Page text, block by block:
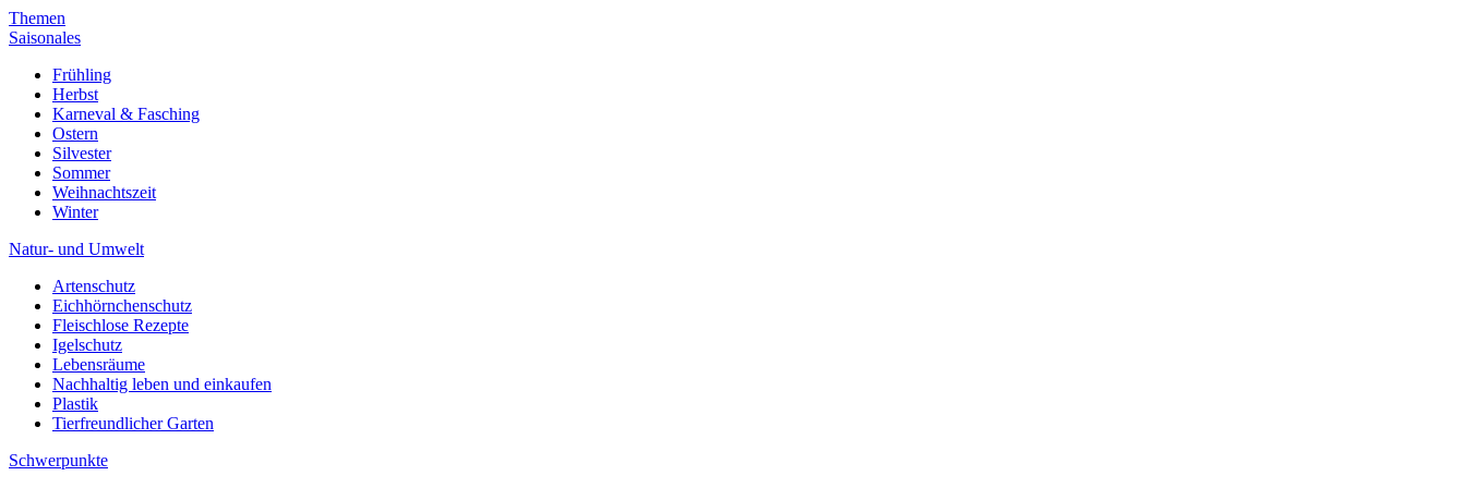
Themen
Saisonales
Frühling
Herbst
Karneval & Fasching
Ostern
Silvester
Sommer
Weihnachtszeit
Winter
Natur- und Umwelt
Artenschutz
Eichhörnchenschutz
Fleischlose Rezepte
Igelschutz
Lebensräume
Nachhaltig leben und einkaufen
Plastik
Tierfreundlicher Garten
Schwerpunkte